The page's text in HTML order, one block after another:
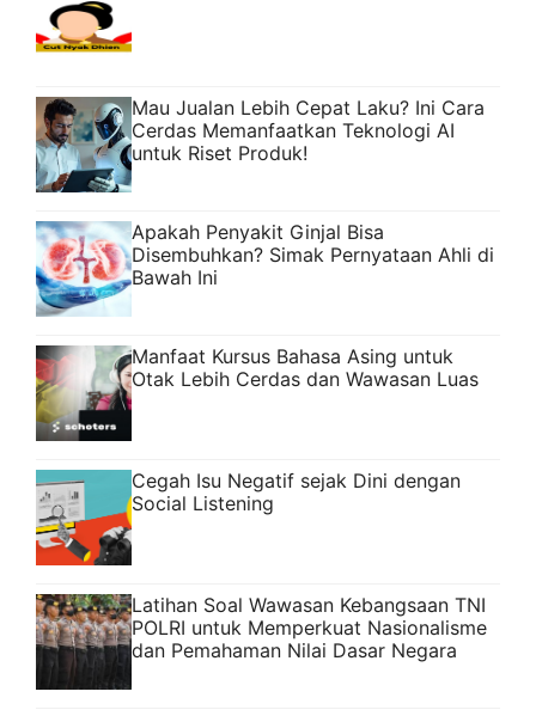
Mau Jualan Lebih Cepat Laku? Ini Cara
Cerdas Memanfaatkan Teknologi AI
untuk Riset Produk!
Apakah Penyakit Ginjal Bisa
Disembuhkan? Simak Pernyataan Ahli di
Bawah Ini
Manfaat Kursus Bahasa Asing untuk
Otak Lebih Cerdas dan Wawasan Luas
Cegah Isu Negatif sejak Dini dengan
Social Listening
Latihan Soal Wawasan Kebangsaan TNI
POLRI untuk Memperkuat Nasionalisme
dan Pemahaman Nilai Dasar Negara